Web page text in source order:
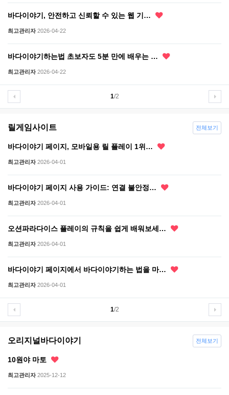
바다이야기, 안전하고 신뢰할 수 있는 웹 기…
최고관리자 2026-04-22
바다이야기하는법 초보자도 5분 만에 배우는 …
최고관리자 2026-04-22
1/2
릴게임사이트
바다이야기 페이지, 모바일용 릴 플레이 1위…
최고관리자 2026-04-01
바다이야기 페이지 사용 가이드: 연결 불안정…
최고관리자 2026-04-01
오션파라다이스 플레이의 규칙을 쉽게 배워보세…
최고관리자 2026-04-01
바다이야기 페이지에서 바다이야기하는 법을 마…
최고관리자 2026-04-01
1/2
전체보기
오리지널바다이야기
10원야 마토
최고관리자 2025-12-12
전체보기